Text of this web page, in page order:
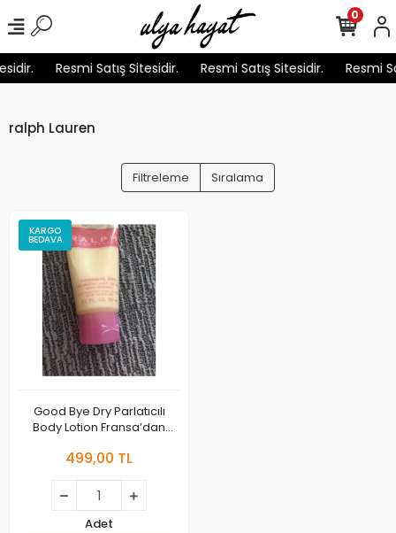
Resmi Satış Sitesidir. Resmi Satış Sitesidir. Resmi
0
ralph Lauren
Filtreleme Sıralama
KARGO
BEDAVA
Good Bye Dry Parlatıcılı
Body Lotion Fransa’dan
499,00 TL
Adet